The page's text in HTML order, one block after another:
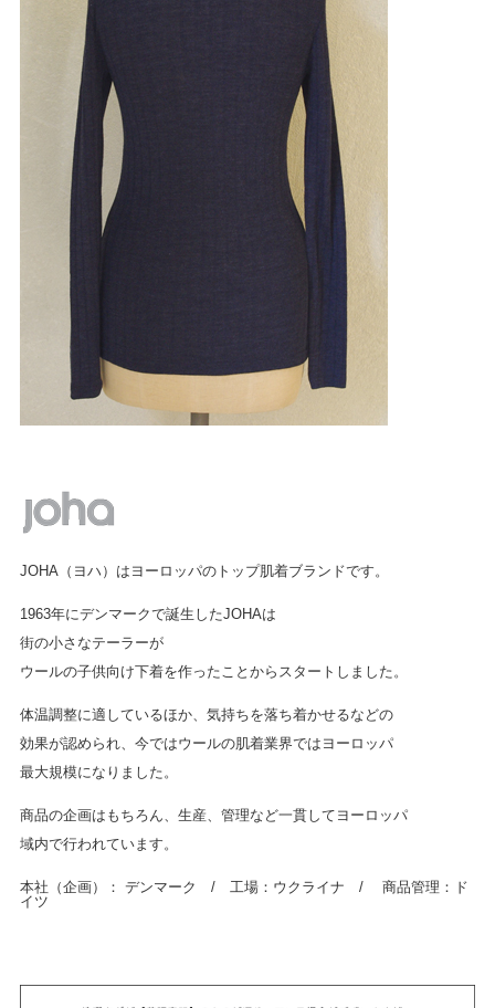
JOHA（ヨハ）はヨーロッパのトップ肌着ブランドです。
1963年にデンマークで誕生したJOHAは
街の小さなテーラーが
ウールの子供向け下着を作ったことからスタートしました。
体温調整に適しているほか、気持ちを落ち着かせるなどの
効果が認められ、今ではウールの肌着業界ではヨーロッパ
最大規模になりました。
商品の企画はもちろん、生産、管理など一貫してヨーロッパ
域内で行われています。
本社（企画）： デンマーク / 工場：ウクライナ / 商品管理：ド
イツ